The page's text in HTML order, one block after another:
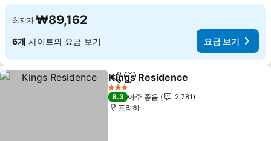
최저가 ₩89,162
6개 사이트의 요금 보기 요금 보기
공유 즐겨찾기에 추가
Kings Residence
3 성급
8.3 아주 좋음
2,781
프라하